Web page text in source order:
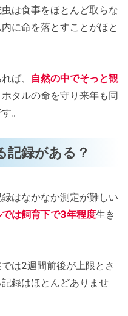
は食事をほとんど取らな
に命を落とすことがほと
ば、 自然の中でそっと観
タルの命を守り来年も同
。
記録がある？
はなかなか測定が難しい
は飼育下で3年程度生き
は2週間前後が上限とさ
録はほとんどありませ